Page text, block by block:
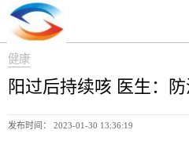
健康
阳过后持续咳 医生：
发布时间： 2023-01-30 13:36:19